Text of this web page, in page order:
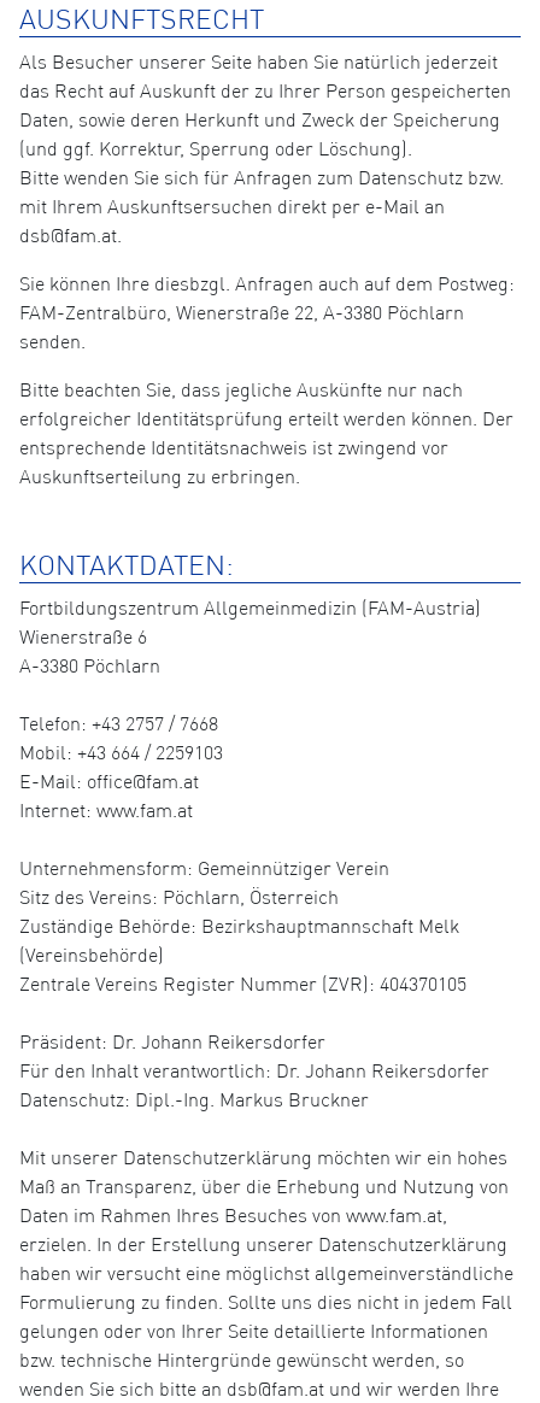
AUSKUNFTSRECHT
Als Besucher unserer Seite haben Sie natürlich jederzeit
das Recht auf Auskunft der zu Ihrer Person gespeicherten
Daten, sowie deren Herkunft und Zweck der Speicherung
(und ggf. Korrektur, Sperrung oder Löschung).
Bitte wenden Sie sich für Anfragen zum Datenschutz bzw.
mit Ihrem Auskunftsersuchen direkt per e-Mail an
dsb@fam.at.
Sie können Ihre diesbzgl. Anfragen auch auf dem Postweg:
FAM-Zentralbüro, Wienerstraße 22, A-3380 Pöchlarn
senden.
Bitte beachten Sie, dass jegliche Auskünfte nur nach
erfolgreicher Identitätsprüfung erteilt werden können. Der
entsprechende Identitätsnachweis ist zwingend vor
Auskunftserteilung zu erbringen.
KONTAKTDATEN:
Fortbildungszentrum Allgemeinmedizin (FAM-Austria)
Wienerstraße 6
A-3380 Pöchlarn
Telefon: +43 2757 / 7668
Mobil: +43 664 / 2259103
E-Mail: office@fam.at
Internet: www.fam.at
Unternehmensform: Gemeinnütziger Verein
Sitz des Vereins: Pöchlarn, Österreich
Zuständige Behörde: Bezirkshauptmannschaft Melk
(Vereinsbehörde)
Zentrale Vereins Register Nummer (ZVR): 404370105
Präsident: Dr. Johann Reikersdorfer
Für den Inhalt verantwortlich: Dr. Johann Reikersdorfer
Datenschutz: Dipl.-Ing. Markus Bruckner
Mit unserer Datenschutzerklärung möchten wir ein hohes
Maß an Transparenz, über die Erhebung und Nutzung von
Daten im Rahmen Ihres Besuches von www.fam.at,
erzielen. In der Erstellung unserer Datenschutzerklärung
haben wir versucht eine möglichst allgemeinverständliche
Formulierung zu finden. Sollte uns dies nicht in jedem Fall
gelungen oder von Ihrer Seite detaillierte Informationen
bzw. technische Hintergründe gewünscht werden, so
wenden Sie sich bitte an dsb@fam.at und wir werden Ihre